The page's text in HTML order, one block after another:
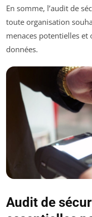
En somme, l’audit de
toute organisation
menaces potentielles
données.
Audit de